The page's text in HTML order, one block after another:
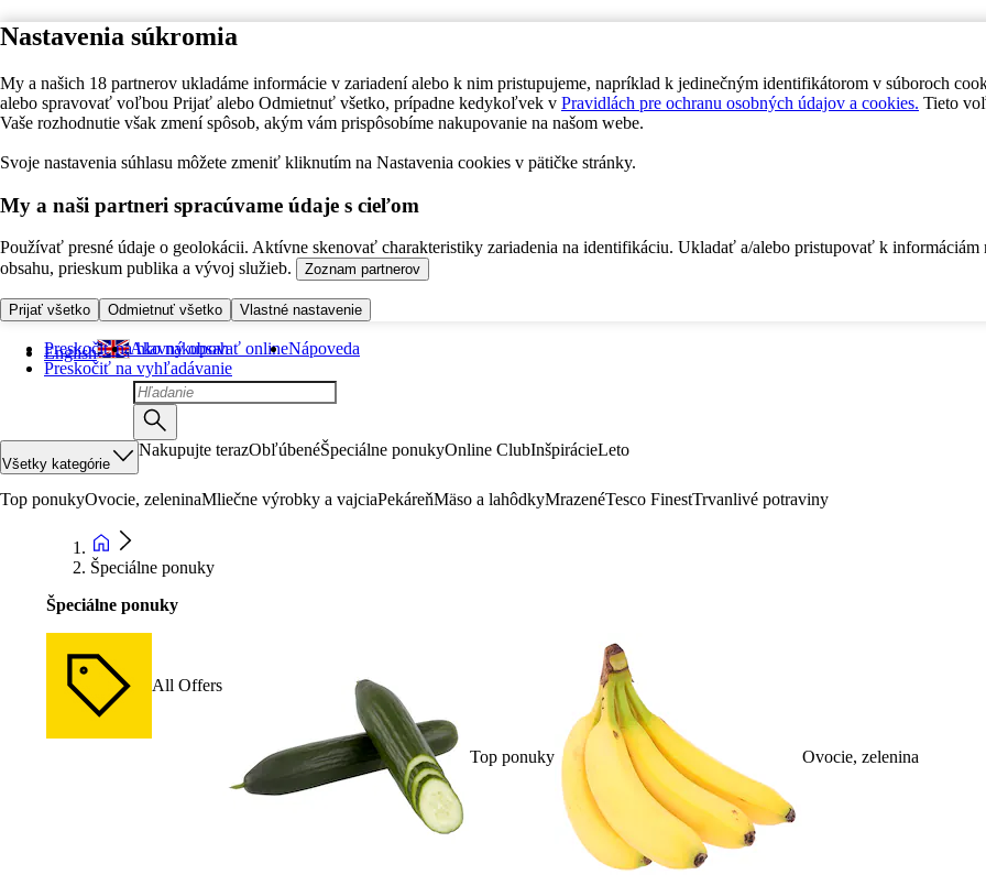
Nastavenia súkromia
My a našich 18 partnerov ukladáme informácie v zariadení alebo k nim pristupujeme, napríklad k jedinečným identifikátorom v súboroch
alebo spravovať voľbou Prijať alebo Odmietnuť všetko, prípadne kedykoľvek v Pravidlách pre ochranu osobných údajov a cookies. Tieto
Vaše rozhodnutie však zmení spôsob, akým vám prispôsobíme nakupovanie na našom webe.
Svoje nastavenia súhlasu môžete zmeniť kliknutím na Nastavenia cookies v pätičke stránky.
My a naši partneri spracúvame údaje s cieľom
Používať presné údaje o geolokácii. Aktívne skenovať charakteristiky zariadenia na identifikáciu. Ukladať a/alebo pristupovať k informáciám
obsahu, prieskum publika a vývoj služieb.
Zoznam partnerov
Prijať všetko Odmietnuť všetko Vlastné nastavenie
Preskočiť na hlavný obsah
Preskočiť na vyhľadávanie
English Ako nakupovať onlineNápoveda
Všetky kategórie
Nakupujte terazObľúbenéŠpeciálne ponukyOnline ClubInšpirácieLeto
Top ponukyOvocie, zeleninaMliečne výrobky a vajciaPekáreňMäso a lahôdkyMrazenéTesco FinestTrvanlivé potraviny
Špeciálne ponuky
Špeciálne ponuky
All Offers
Top ponuky Ovocie, zelenina